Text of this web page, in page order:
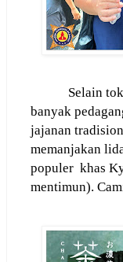
Selain
banyak
jajanan
memanjakan
populer khas
mentimun).